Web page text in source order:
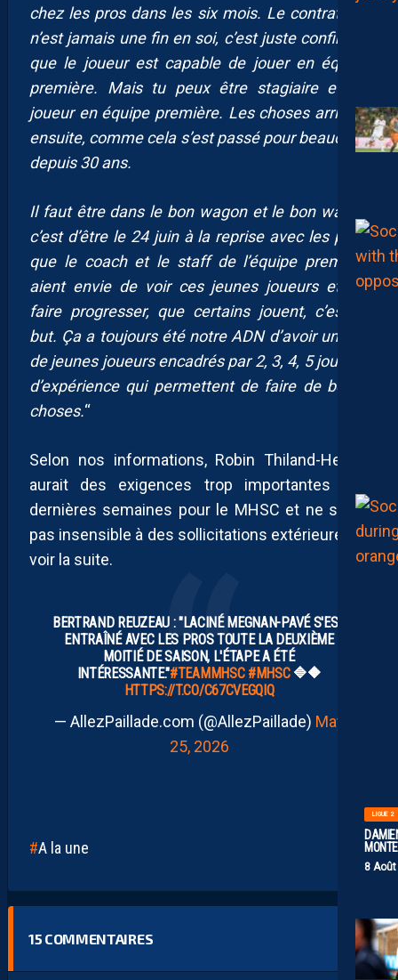
LIGUE 2
8
chez les pros dans les six mois. Le contrat pro
n’est jamais une fin en soi, c’est juste confirmer
que le joueur est capable de jouer en équipe
première. Mais tu peux être stagiaire et un
joueur en équipe première. Les choses arrivent
ensuite, comme cela s’est passé pour beaucoup
depuis 30 ans.
Il faut être dans le bon wagon et le bon wagon
c’est d’être le 24 juin à la reprise avec les pros,
que le coach et le staff de l’équipe première
aient envie de voir ces jeunes joueurs et les
faire progresser, que certains jouent, c’est le
but. Ça a toujours été notre ADN d’avoir un mix
de jeunes joueurs encadrés par 2, 3, 4, 5 joueurs
d’expérience qui permettent de faire de belles
choses.“
Selon nos informations, Robin Thiland-Herard
aurait des exigences trop importantes ces
dernières semaines pour le MHSC et ne serait
pas insensible à des sollicitations extérieures. A
voir la suite.
BERTRAND REUZEAU : "LACINÉ MEGNAN-PAVÉ S'EST
ENTRAÎNÉ AVEC LES PROS TOUTE LA DEUXIÈME
MOITIÉ DE SAISON, L'ÉTAPE A ÉTÉ
INTÉRESSANTE."#TEAMMHSC #MHSC🔷️🔶️
HTTPS://T.CO/C67CVEGQIQ
— AllezPaillade.com (@AllezPaillade) May
25, 2026
A la une
15 COMMENTAIRES